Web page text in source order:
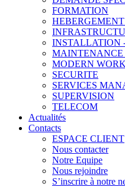
FORMATION
INSTALLATION
MAINTENANCE
MODERN
SECURITE
SERVICES
SUPERVISION
TELECOM
Actualités
Contacts
ESPACE CLIENT
Nous contacter
Notre Equipe
Nous rejoindre
S’inscrire à notre